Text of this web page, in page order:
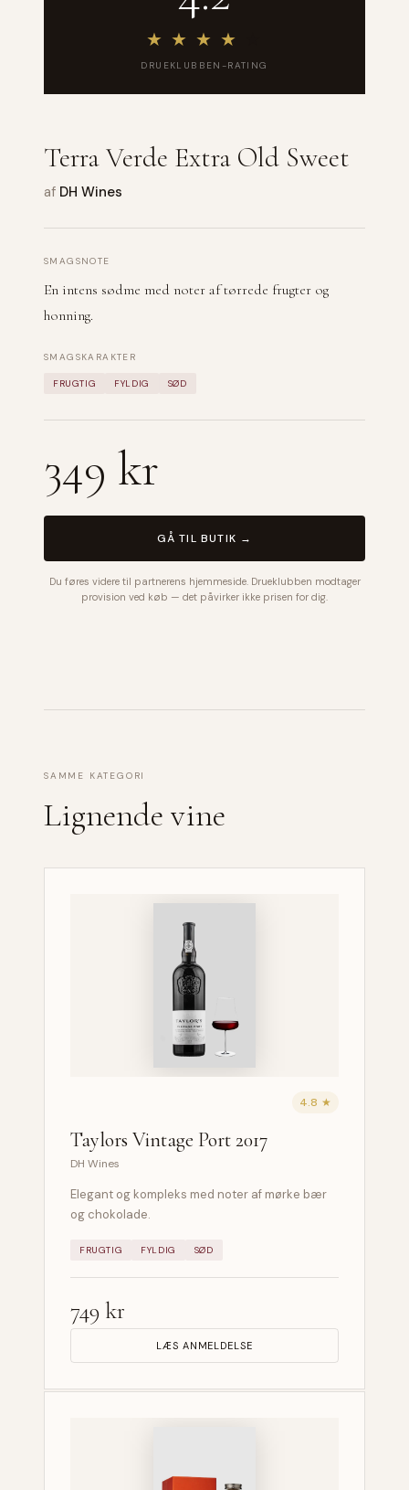
★ ★ ★ ★
DRUEKLUBBEN-RATING
Terra Verde Extra Old Sweet
af DH Wines
SMAGSNOTE
En intens sødme med noter af tørrede frugter og
honning.
SMAGSKARAKTER
FRUGTIG FYLDIG SØD
349 kr
GÅ TIL BUTIK →
Du føres videre til partnerens hjemmeside. Drueklubben modtager
provision ved køb — det påvirker ikke prisen for dig.
SAMME KATEGORI
Lignende vine
4.8 ★
Taylors Vintage Port 2017
DH Wines
Elegant og kompleks med noter af mørke bær
og chokolade.
FRUGTIG FYLDIG SØD
749 kr
LÆS ANMELDELSE